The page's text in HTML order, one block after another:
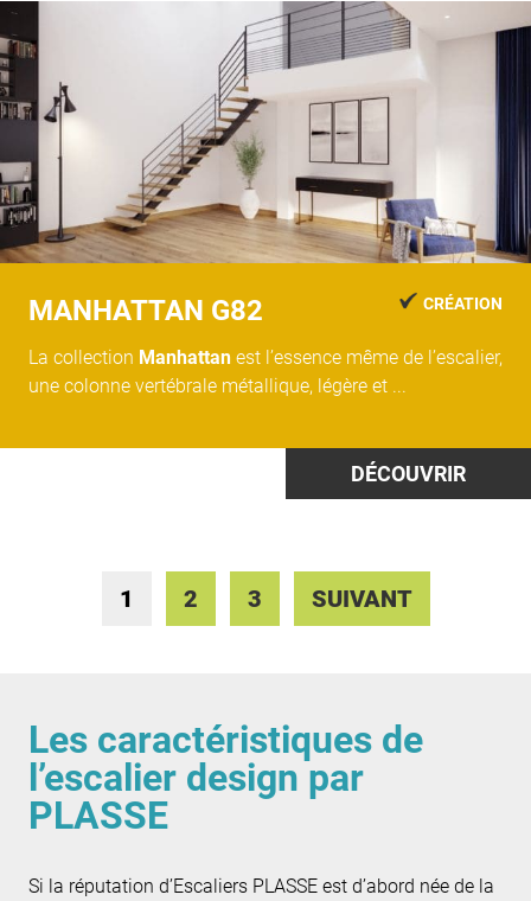
MANHATTAN G82 CRÉATION
La collection Manhattan est l’essence même de l’escalier,
une colonne vertébrale métallique, légère et ...
DÉCOUVRIR
1 2 3 SUIVANT
Les caractéristiques de
l’escalier design par
PLASSE
Si la réputation d’Escaliers PLASSE est d’abord née de la